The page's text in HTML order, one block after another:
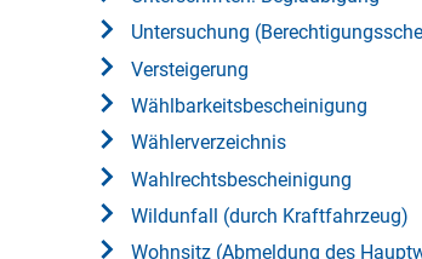
Untersuchung
Versteigerung
Wählbarkeitsbescheinigung
Wählerverzeichnis
Wahlrechtsbescheinigung
Wildunfall (durch Kraftfahrzeug)
Wohnsitz (Abmeldung des